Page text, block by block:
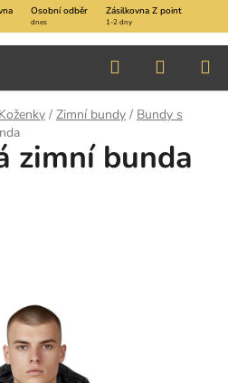
Osobní odběr Zásilkovna Z point
dnes 1-2 dny
Hledat
KOŠÍK
/ Zimní bundy / Bundy s
zimní bunda